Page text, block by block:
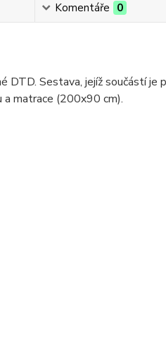
Komentáře 0
Sestava, jejíž součástí je
matrace (200x90 cm).